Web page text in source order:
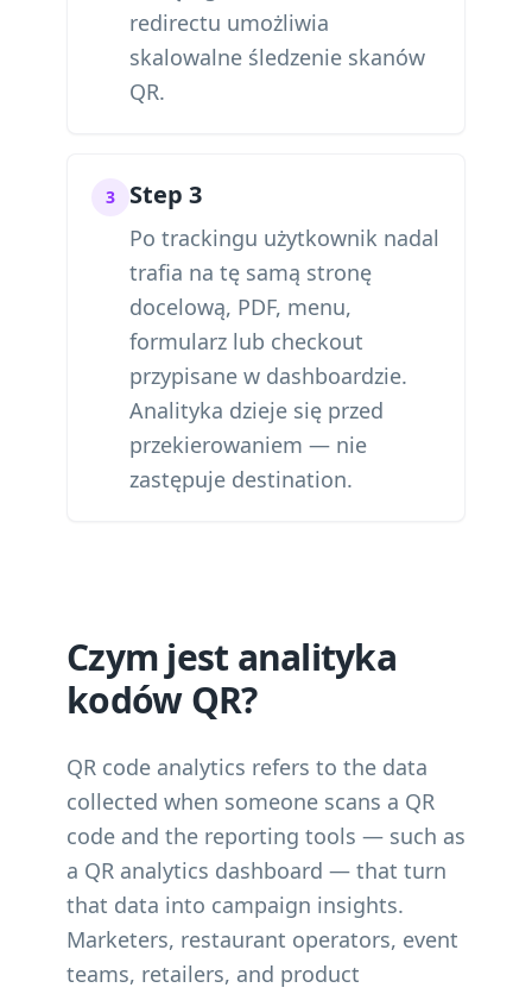
redirectu umożliwia
skalowalne śledzenie skanów
QR.
3 Step 3
Po trackingu użytkownik nadal
trafia na tę samą stronę
docelową, PDF, menu,
formularz lub checkout
przypisane w dashboardzie.
Analityka dzieje się przed
przekierowaniem — nie
zastępuje destination.
Czym jest analityka
kodów QR?
QR code analytics refers to the data
collected when someone scans a QR
code and the reporting tools — such as
a QR analytics dashboard — that turn
that data into campaign insights.
Marketers, restaurant operators, event
teams, retailers, and product